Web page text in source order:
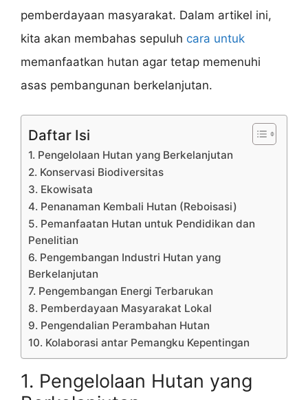
pemberdayaan masyarakat. Dalam artikel ini,
kita akan membahas sepuluh cara untuk
memanfaatkan hutan agar tetap memenuhi
asas pembangunan berkelanjutan.
Daftar Isi
1. Pengelolaan Hutan yang Berkelanjutan
2. Konservasi Biodiversitas
3. Ekowisata
4. Penanaman Kembali Hutan (Reboisasi)
5. Pemanfaatan Hutan untuk Pendidikan dan
Penelitian
6. Pengembangan Industri Hutan yang
Berkelanjutan
7. Pengembangan Energi Terbarukan
8. Pemberdayaan Masyarakat Lokal
9. Pengendalian Perambahan Hutan
10. Kolaborasi antar Pemangku Kepentingan
1. Pengelolaan Hutan yang